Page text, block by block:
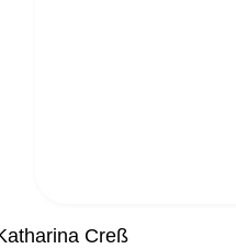
Creß